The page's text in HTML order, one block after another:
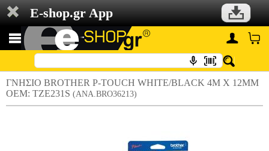
E-shop.gr App
ΓΝΗΣΙΟ BROTHER P-TOUCH WHITE/BLACK 4M X 12MM
OEM: TZE231S (ANA.BRO36213)